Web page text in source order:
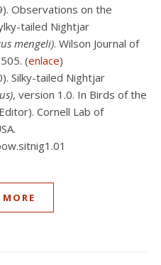
Observations on the
tailed Nightjar
mengeli). Wilson Journal of
(enlace)
Silky-tailed Nightjar
, version 1.0. In Birds of the
Cornell Lab of